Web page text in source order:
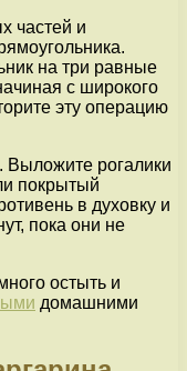
частей и
на три равные
с широкого
эту операцию
Выложите рогалики
покрытый
в духовку и
пока они не
остыть и
домашними